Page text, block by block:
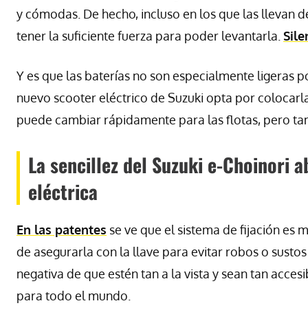
y cómodas. De hecho, incluso en los que las llevan
tener la suficiente fuerza para poder levantarla.
Y es que las baterías no son especialmente ligeras
nuevo scooter eléctrico de Suzuki opta por
puede cambiar rápidamente para las flotas, pero
La sencillez del Suzuki e-Choinori
eléctrica
En las patentes se ve que el sistema de fijación es
de asegurarla con la llave para evitar robos o
negativa de que estén tan a la vista y sean tan
para todo el mundo.